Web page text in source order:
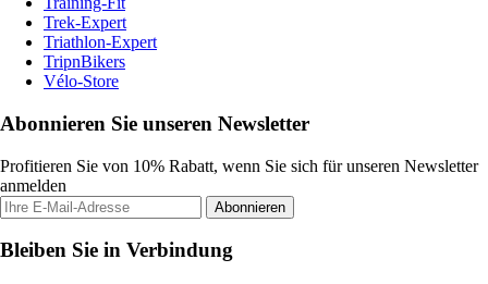
Trek-Expert
Triathlon-Expert
TripnBikers
Vélo-Store
Abonnieren Sie unseren Newsletter
Profitieren Sie von 10% Rabatt, wenn Sie sich für unseren Newsletter
anmelden
Abonnieren
Bleiben Sie in Verbindung